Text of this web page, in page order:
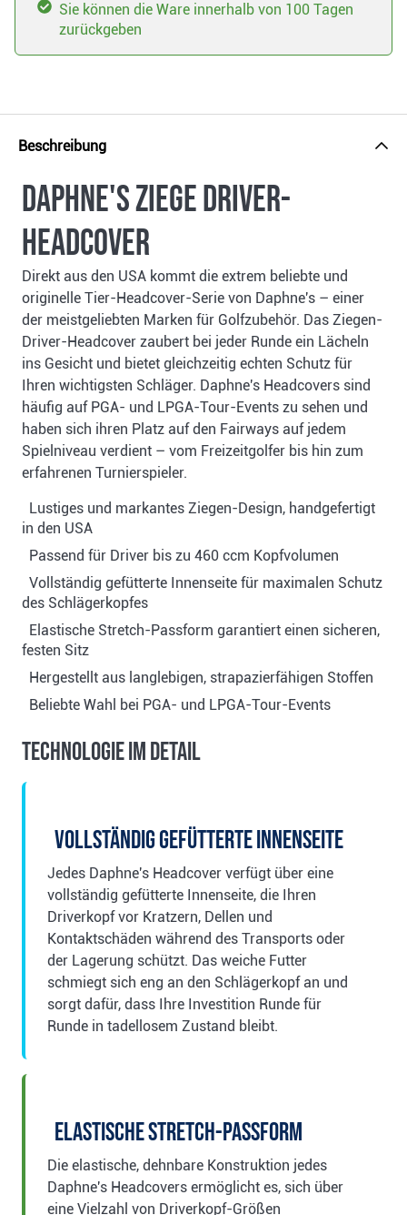
Sie können die Ware innerhalb von 100 Tagen
zurückgeben
Beschreibung
Daphne's Ziege Driver-
Headcover
Direkt aus den USA kommt die extrem beliebte und
originelle Tier-Headcover-Serie von Daphne's – einer
der meistgeliebten Marken für Golfzubehör. Das Ziegen-
Driver-Headcover zaubert bei jeder Runde ein Lächeln
ins Gesicht und bietet gleichzeitig echten Schutz für
Ihren wichtigsten Schläger. Daphne's Headcovers sind
häufig auf PGA- und LPGA-Tour-Events zu sehen und
haben sich ihren Platz auf den Fairways auf jedem
Spielniveau verdient – vom Freizeitgolfer bis hin zum
erfahrenen Turnierspieler.
Lustiges und markantes Ziegen-Design, handgefertigt
in den USA
Passend für Driver bis zu 460 ccm Kopfvolumen
Vollständig gefütterte Innenseite für maximalen Schutz
des Schlägerkopfes
Elastische Stretch-Passform garantiert einen sicheren,
festen Sitz
Hergestellt aus langlebigen, strapazierfähigen Stoffen
Beliebte Wahl bei PGA- und LPGA-Tour-Events
Technologie im Detail
Vollständig gefütterte Innenseite
Jedes Daphne's Headcover verfügt über eine
vollständig gefütterte Innenseite, die Ihren
Driverkopf vor Kratzern, Dellen und
Kontaktschäden während des Transports oder
der Lagerung schützt. Das weiche Futter
schmiegt sich eng an den Schlägerkopf an und
sorgt dafür, dass Ihre Investition Runde für
Runde in tadellosem Zustand bleibt.
Elastische Stretch-Passform
Die elastische, dehnbare Konstruktion jedes
Daphne's Headcovers ermöglicht es, sich über
eine Vielzahl von Driverkopf-Größen